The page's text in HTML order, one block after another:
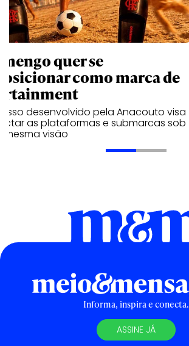
quer se
como marca de
desenvolvido pela Anacouto visa
as plataformas e submarcas sob
mesma visão
Informa, inspira e conecta.
ASSINE JÁ